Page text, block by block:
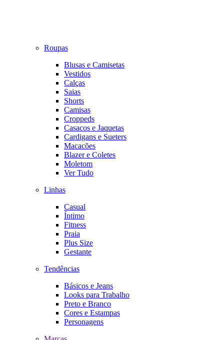
Roupas
Blusas e Camisetas
Vestidos
Calças
Saias
Shorts
Camisas
Croppeds
Casacos e Jaquetas
Cardigans e Sueters
Macacões
Blazer e Coletes
Moletom
Ver Tudo
Linhas
Casual
Íntimo
Fitness
Praia
Plus Size
Gestante
Tendências
Básicos e Jeans
Looks para Trabalho
Preto e Branco
Cores e Estampas
Personagens